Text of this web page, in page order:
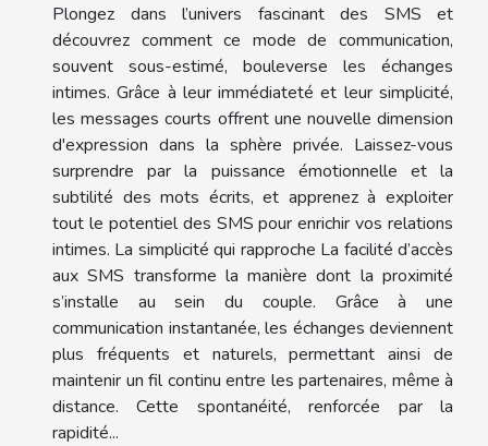
Plongez dans l’univers fascinant des SMS et
découvrez comment ce mode de communication,
souvent sous-estimé, bouleverse les échanges
intimes. Grâce à leur immédiateté et leur simplicité,
les messages courts offrent une nouvelle dimension
d'expression dans la sphère privée. Laissez-vous
surprendre par la puissance émotionnelle et la
subtilité des mots écrits, et apprenez à exploiter
tout le potentiel des SMS pour enrichir vos relations
intimes. La simplicité qui rapproche La facilité d’accès
aux SMS transforme la manière dont la proximité
s’installe au sein du couple. Grâce à une
communication instantanée, les échanges deviennent
plus fréquents et naturels, permettant ainsi de
maintenir un fil continu entre les partenaires, même à
distance. Cette spontanéité, renforcée par la
rapidité...